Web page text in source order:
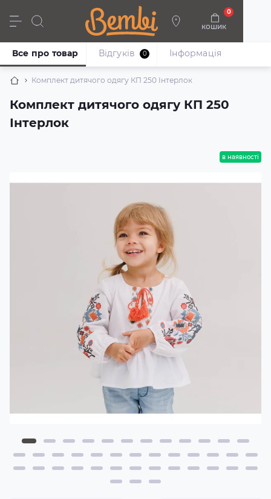
кошик
0
Дівчата Хлопці Немовлята Взуття
Комплект дитячого одягу КП 250 Інтерлок
Комплект дитячого одягу КП 250
Інтерлок
Все про товар Відгуків 0 Iнформація
в наявності